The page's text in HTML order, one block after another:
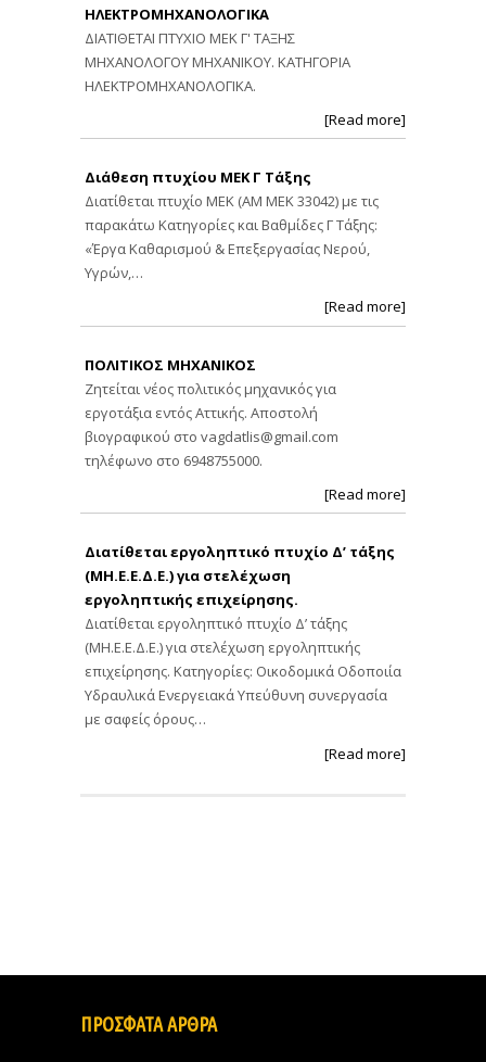
ΗΛΕΚΤΡΟΜΗΧΑΝΟΛΟΓΙΚΑ
ΔΙΑΤΙΘΕΤΑΙ ΠΤΥΧΙΟ ΜΕΚ Γ' ΤΑΞΗΣ
ΜΗΧΑΝΟΛΟΓΟΥ ΜΗΧΑΝΙΚΟΥ. ΚΑΤΗΓΟΡΙΑ
ΗΛΕΚΤΡΟΜΗΧΑΝΟΛΟΓΙΚΑ.
[Read more]
Διάθεση πτυχίου ΜΕΚ Γ Τάξης
Διατίθεται πτυχίο ΜΕΚ (ΑΜ ΜΕΚ 33042) με τις
παρακάτω Κατηγορίες και Βαθμίδες Γ Τάξης:
«Έργα Καθαρισμού & Επεξεργασίας Νερού,
Υγρών,…
[Read more]
ΠΟΛΙΤΙΚΟΣ ΜΗΧΑΝΙΚΟΣ
Ζητείται νέος πολιτικός μηχανικός για
εργοτάξια εντός Αττικής. Αποστολή
βιογραφικού στο vagdatlis@gmail.com
τηλέφωνο στο 6948755000.
[Read more]
Διατίθεται εργοληπτικό πτυχίο Δ’ τάξης
(ΜΗ.Ε.Ε.Δ.Ε.) για στελέχωση
εργοληπτικής επιχείρησης.
Διατίθεται εργοληπτικό πτυχίο Δ’ τάξης
(ΜΗ.Ε.Ε.Δ.Ε.) για στελέχωση εργοληπτικής
επιχείρησης. Κατηγορίες: Οικοδομικά Οδοποιία
Υδραυλικά Ενεργειακά Υπεύθυνη συνεργασία
με σαφείς όρους…
[Read more]
ΠΡΟΣΦΑΤΑ ΑΡΘΡΑ